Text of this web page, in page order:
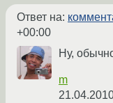
Ответ на:
+00:00
Ну,
m